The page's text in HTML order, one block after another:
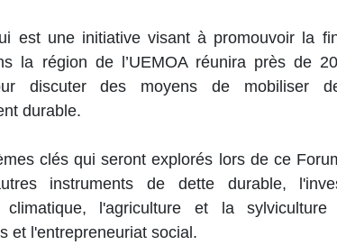
est une initiative visant à promouvoir la
la région de l’UEMOA réunira près de
discuter des moyens de mobiliser
durable.
clés qui seront explorés lors de ce
instruments de dette durable,
climatique, l'agriculture et la
et l'entrepreneuriat social.